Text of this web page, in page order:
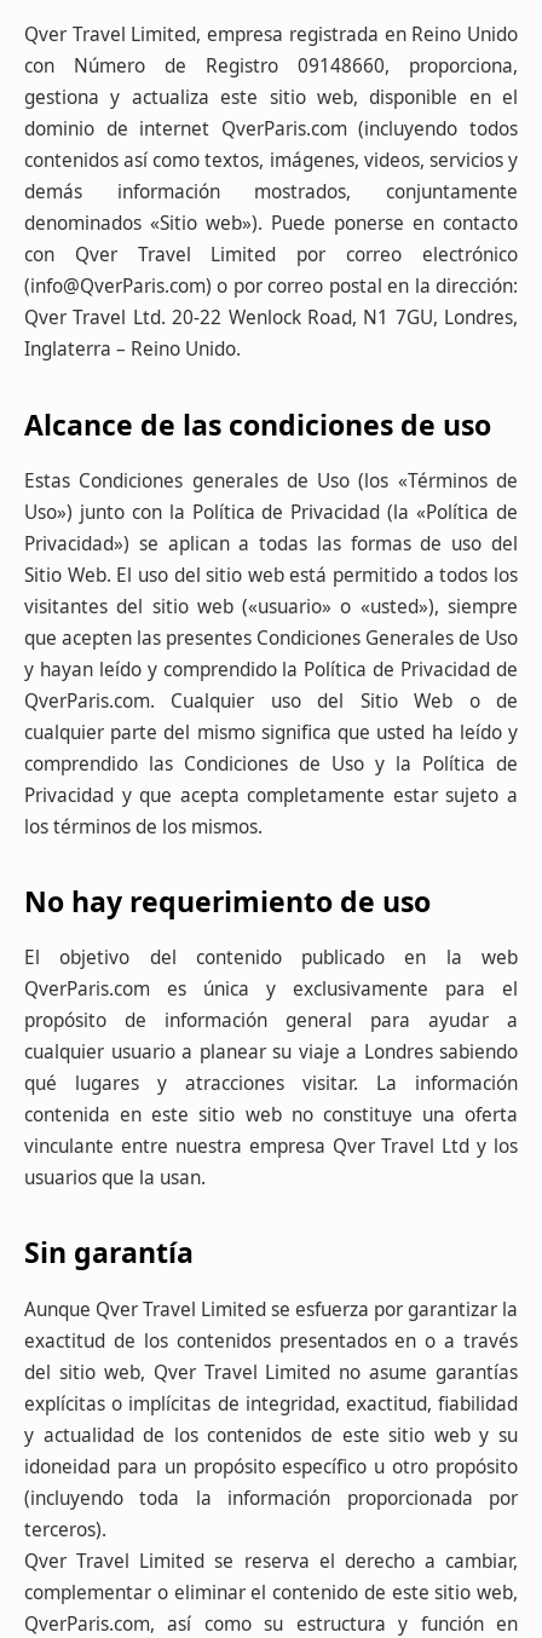
Qver Travel Limited, empresa registrada en Reino Unido
con Número de Registro 09148660, proporciona,
gestiona y actualiza este sitio web, disponible en el
dominio de internet QverParis.com (incluyendo todos
contenidos así como textos, imágenes, videos, servicios y
demás información mostrados, conjuntamente
denominados «Sitio web»). Puede ponerse en contacto
con Qver Travel Limited por correo electrónico
(info@QverParis.com) o por correo postal en la dirección:
Qver Travel Ltd. 20-22 Wenlock Road, N1 7GU, Londres,
Inglaterra – Reino Unido.
Alcance de las condiciones de uso
Estas Condiciones generales de Uso (los «Términos de
Uso») junto con la Política de Privacidad (la «Política de
Privacidad») se aplican a todas las formas de uso del
Sitio Web. El uso del sitio web está permitido a todos los
visitantes del sitio web («usuario» o «usted»), siempre
que acepten las presentes Condiciones Generales de Uso
y hayan leído y comprendido la Política de Privacidad de
QverParis.com. Cualquier uso del Sitio Web o de
cualquier parte del mismo significa que usted ha leído y
comprendido las Condiciones de Uso y la Política de
Privacidad y que acepta completamente estar sujeto a
los términos de los mismos.
No hay requerimiento de uso
El objetivo del contenido publicado en la web
QverParis.com es única y exclusivamente para el
propósito de información general para ayudar a
cualquier usuario a planear su viaje a Londres sabiendo
qué lugares y atracciones visitar. La información
contenida en este sitio web no constituye una oferta
vinculante entre nuestra empresa Qver Travel Ltd y los
usuarios que la usan.
Sin garantía
Aunque Qver Travel Limited se esfuerza por garantizar la
exactitud de los contenidos presentados en o a través
del sitio web, Qver Travel Limited no asume garantías
explícitas o implícitas de integridad, exactitud, fiabilidad
y actualidad de los contenidos de este sitio web y su
idoneidad para un propósito específico u otro propósito
(incluyendo toda la información proporcionada por
terceros).
Qver Travel Limited se reserva el derecho a cambiar,
complementar o eliminar el contenido de este sitio web,
QverParis.com, así como su estructura y función en